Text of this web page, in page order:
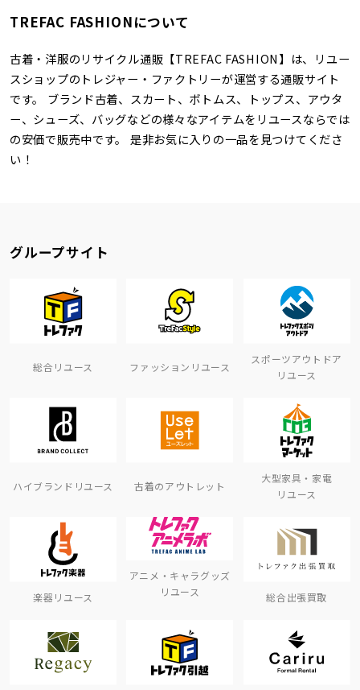
TREFAC FASHIONについて
古着・洋服のリサイクル通販【TREFAC FASHION】は、リユー
スショップのトレジャー・ファクトリーが運営する通販サイト
です。 ブランド古着、スカート、ボトムス、トップス、アウタ
ー、シューズ、バッグなどの様々なアイテムをリユースならでは
の安価で販売中です。 是非お気に入りの一品を見つけてくださ
い！
グループサイト
総合リユース ファッションリユース
スポーツアウトドア
リユース
ハイブランドリユース 古着のアウトレット
大型家具・家電
リユース
楽器リユース
アニメ・キャラグッズ
リユース
総合出張買取